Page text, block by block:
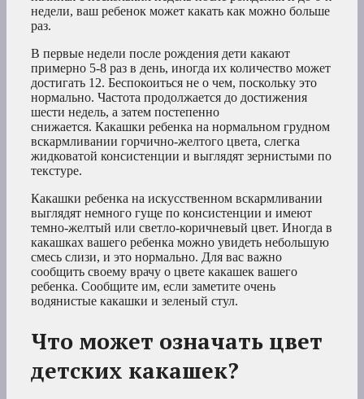
недели, ваш ребенок может какать как можно больше
раз.
В первые недели после рождения дети какают
примерно 5-8 раз в день, иногда их количество может
достигать 12. Беспокоиться не о чем, поскольку это
нормально. Частота продолжается до достижения
шести недель, а затем постепенно
снижается. Какашки ребенка на нормальном грудном
вскармливании горчично-желтого цвета, слегка
жидковатой консистенции и выглядят зернистыми по
текстуре.
Какашки ребенка на искусственном вскармливании
выглядят немного гуще по консистенции и имеют
темно-желтый или светло-коричневый цвет. Иногда в
какашках вашего ребенка можно увидеть небольшую
смесь слизи, и это нормально. Для вас важно
сообщить своему врачу о цвете какашек вашего
ребенка. Сообщите им, если заметите очень
водянистые какашки и зеленый стул.
Что может означать цвет
детских какашек?